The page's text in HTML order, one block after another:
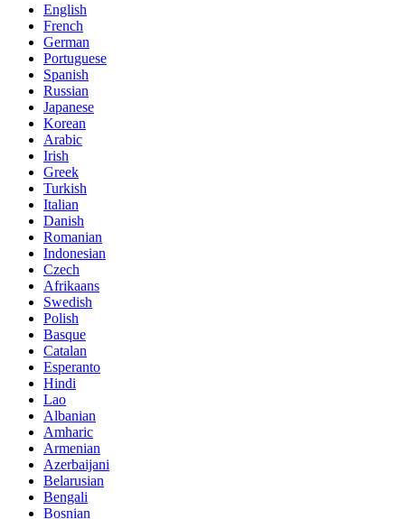
English
French
German
Portuguese
Spanish
Russian
Japanese
Korean
Arabic
Irish
Greek
Turkish
Italian
Danish
Romanian
Indonesian
Czech
Afrikaans
Swedish
Polish
Basque
Catalan
Esperanto
Hindi
Lao
Albanian
Amharic
Armenian
Azerbaijani
Belarusian
Bengali
Bosnian